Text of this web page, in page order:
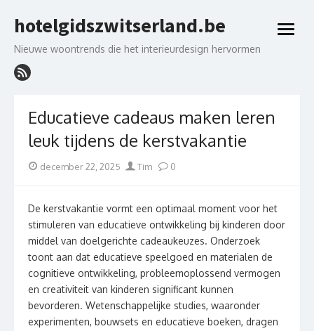
to
hotelgidszwitserland.be
Nieuwe woontrends die het interieurdesign hervormen
open
Educatieve cadeaus maken leren
leuk tijdens de kerstvakantie
Posted
december 22, 2025 Author
Tim 0
De kerstvakantie vormt een optimaal moment voor het
stimuleren van educatieve ontwikkeling bij kinderen door
middel van doelgerichte cadeaukeuzes. Onderzoek
toont aan dat educatieve speelgoed en materialen de
cognitieve ontwikkeling, probleemoplossend vermogen
en creativiteit van kinderen significant kunnen
bevorderen. Wetenschappelijke studies, waaronder
experimenten, bouwsets en educatieve boeken, dragen